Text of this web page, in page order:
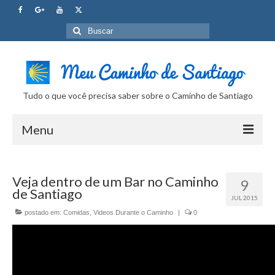
Buscar
por:
Tudo o que você precisa saber sobre o Caminho de Santiago
Menu
Tudo sobre o Caminho
Internet no Caminho
9
JUL 2015
Veja dentro de um Bar no Caminho
de Santiago
postado em: Comidas Videos Durante o Caminho | 0